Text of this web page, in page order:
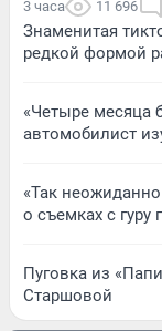
3 часа 11 696
Знаменитая
редкой формой
«Четыре месяца
автомобилист
«Так
о съемках с
Пуговка из
Старшовой